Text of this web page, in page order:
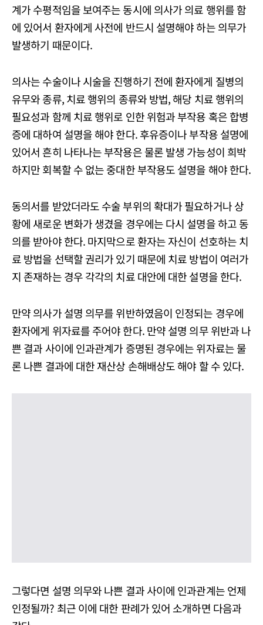
계가 수평적임을 보여주는 동시에 의사가 의료 행위를 함
에 있어서 환자에게 사전에 반드시 설명해야 하는 의무가
발생하기 때문이다.
의사는 수술이나 시술을 진행하기 전에 환자에게 질병의
유무와 종류, 치료 행위의 종류와 방법, 해당 치료 행위의
필요성과 함께 치료 행위로 인한 위험과 부작용 혹은 합병
증에 대하여 설명을 해야 한다. 후유증이나 부작용 설명에
있어서 흔히 나타나는 부작용은 물론 발생 가능성이 희박
하지만 회복할 수 없는 중대한 부작용도 설명을 해야 한다.
동의서를 받았더라도 수술 부위의 확대가 필요하거나 상
황에 새로운 변화가 생겼을 경우에는 다시 설명을 하고 동
의를 받아야 한다. 마지막으로 환자는 자신이 선호하는 치
료 방법을 선택할 권리가 있기 때문에 치료 방법이 여러가
지 존재하는 경우 각각의 치료 대안에 대한 설명을 한다.
만약 의사가 설명 의무를 위반하였음이 인정되는 경우에
환자에게 위자료를 주어야 한다. 만약 설명 의무 위반과 나
쁜 결과 사이에 인과관계가 증명된 경우에는 위자료는 물
론 나쁜 결과에 대한 재산상 손해배상도 해야 할 수 있다.
그렇다면 설명 의무와 나쁜 결과 사이에 인과관계는 언제
인정될까? 최근 이에 대한 판례가 있어 소개하면 다음과